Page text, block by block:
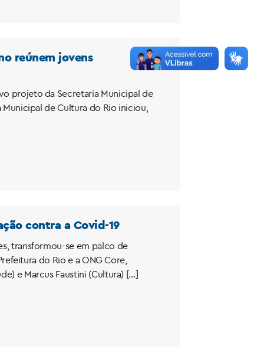
reúnem jovens
projeto da Secretaria Municipal de
de Cultura do Rio iniciou,
contra a Covid-19
transformou-se em palco de
do Rio e a ONG Core,
e Marcus Faustini (Cultura) […]